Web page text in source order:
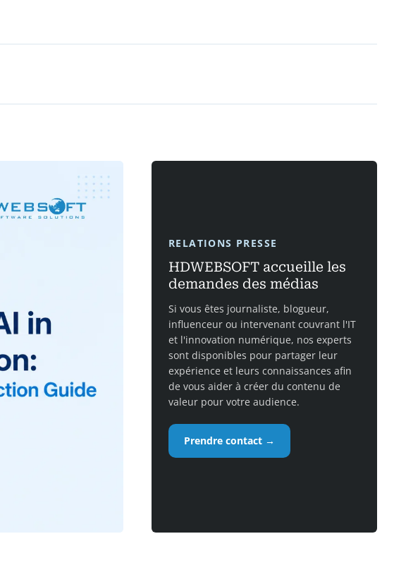
RELATIONS PRESSE
HDWEBSOFT accueille les
demandes des médias
Si vous êtes journaliste, blogueur,
influenceur ou intervenant couvrant l'IT
et l'innovation numérique, nos experts
sont disponibles pour partager leur
expérience et leurs connaissances afin
de vous aider à créer du contenu de
valeur pour votre audience.
Prendre contact →